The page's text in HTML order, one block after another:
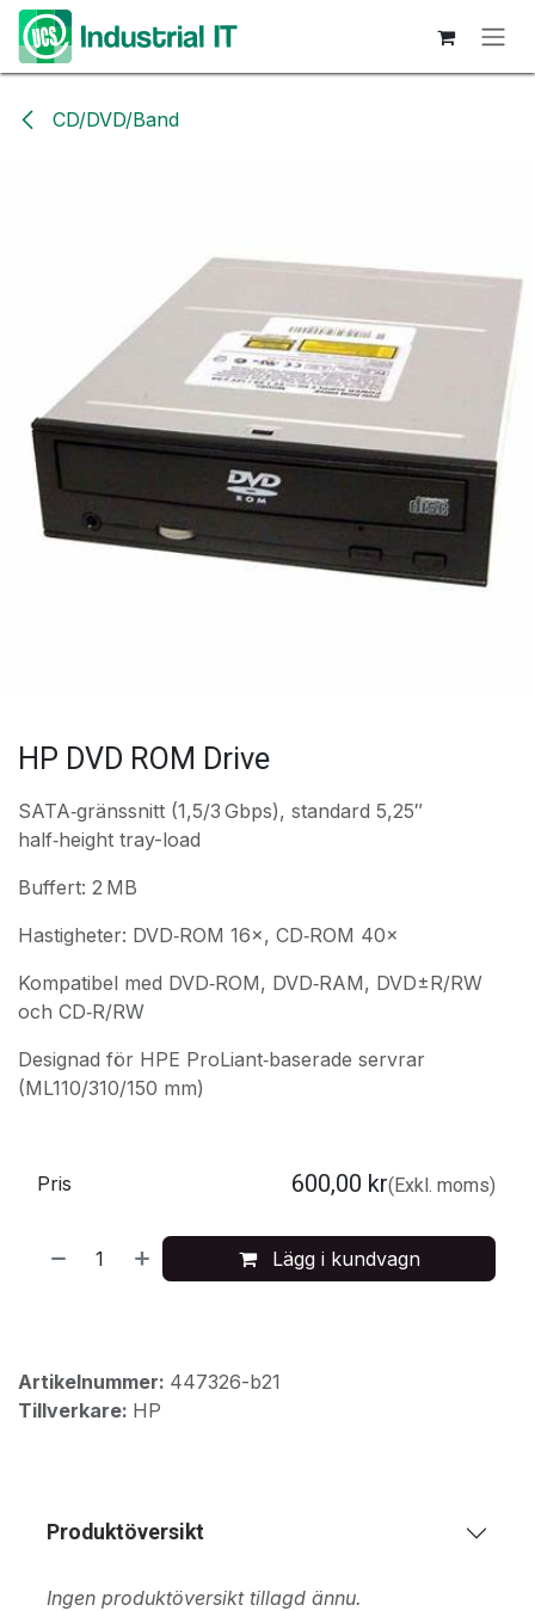
Hoppa till innehåll
CD/DVD/Band
HP DVD ROM Drive
SATA‑gränssnitt (1,5/3 Gbps), standard 5,25″
half‑height tray-load
Buffert: 2 MB
Hastigheter: DVD‑ROM 16×, CD‑ROM 40×
Kompatibel med DVD‑ROM, DVD‑RAM, DVD±R/RW
och CD‑R/RW
Designad för HPE ProLiant‑baserade servrar
(ML110/310/150 mm)
Lägg i kundvagn
Pris 600,00 kr(Exkl. moms)
Artikelnummer: 447326-b21
Tillverkare: HP
Produktöversikt
Ingen produktöversikt tillagd ännu.